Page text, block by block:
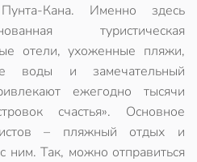
Кана. Именно здесь
туристическая
отели, ухоженные пляжи,
воды и замечательный
ежегодно тысячи
счастья». Основное
– пляжный отдых и
ним. Так, можно отправиться